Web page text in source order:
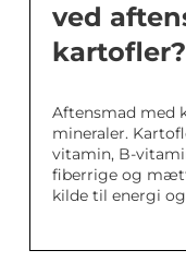
ved
kartofler?
Aftensmad med
mineraler.
vitamin, B-
fiberrige og
kilde til energi